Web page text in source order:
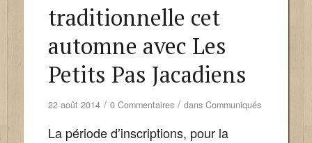
traditionnelle cet
automne avec Les
Petits Pas Jacadiens
22 août 2014 / 0 Commentaires / dans Communiqués
La période d’inscriptions, pour la